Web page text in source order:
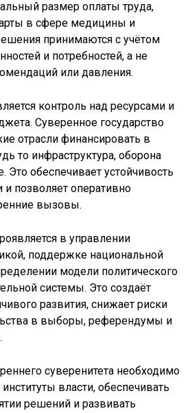
размер оплаты труда,
в сфере медицины и
принимаются с учётом
и потребностей, а не
или давления.
контроль над ресурсами и
Суверенное государство
отрасли финансировать в
то инфраструктура, оборона
Это обеспечивает устойчивость
и позволяет оперативно
вызовы.
в управлении
поддержке национальной
модели политического
системы. Это создаёт
развития, снижает риски
в выборы, референдумы и
суверенитета необходимо
власти, обеспечивать
решений и развивать